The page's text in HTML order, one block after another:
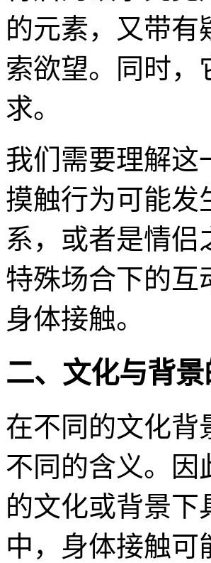
我们需要理解这
摸触行为可能发
系，或者是情侣
特殊场合下的互
身体接触。
二、文化与背
在不同的文化背
不同的含义。因
的文化或背景下
中，身体接触可